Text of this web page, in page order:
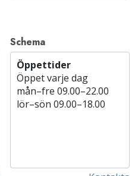
Schema
Öppettider
Öppet varje dag
mån–fre 09.00–22.00
lör–sön 09.00–18.00